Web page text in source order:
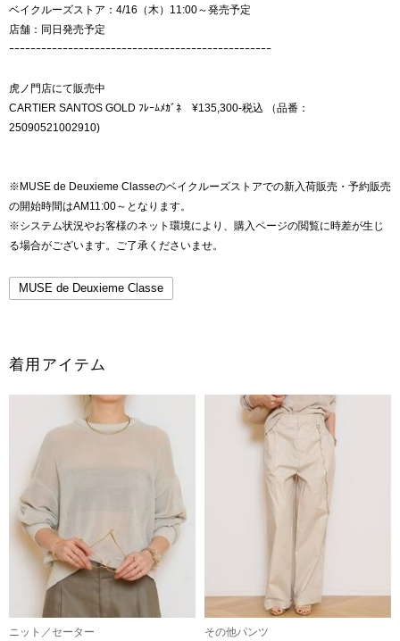
ベイクルーズストア：4/16（木）11:00～発売予定
店舗：同日発売予定
ｰｰｰｰｰｰｰｰｰｰｰｰｰｰｰｰｰｰｰｰｰｰｰｰｰｰｰｰｰｰｰｰｰｰｰｰｰｰｰｰｰｰｰｰｰｰｰｰｰ
虎ノ門店にて販売中
CARTIER SANTOS GOLD ﾌﾚｰﾑﾒｶﾞﾈ ¥135,300-税込 （品番：
25090521002910)
※MUSE de Deuxieme Classeのベイクルーズストアでの新入荷販売・予約販売
の開始時間はAM11:00～となります。
※システム状況やお客様のネット環境により、購入ページの閲覧に時差が生じ
る場合がございます。ご了承くださいませ。
MUSE de Deuxieme Classe
着用アイテム
ニット／セーター
その他パンツ